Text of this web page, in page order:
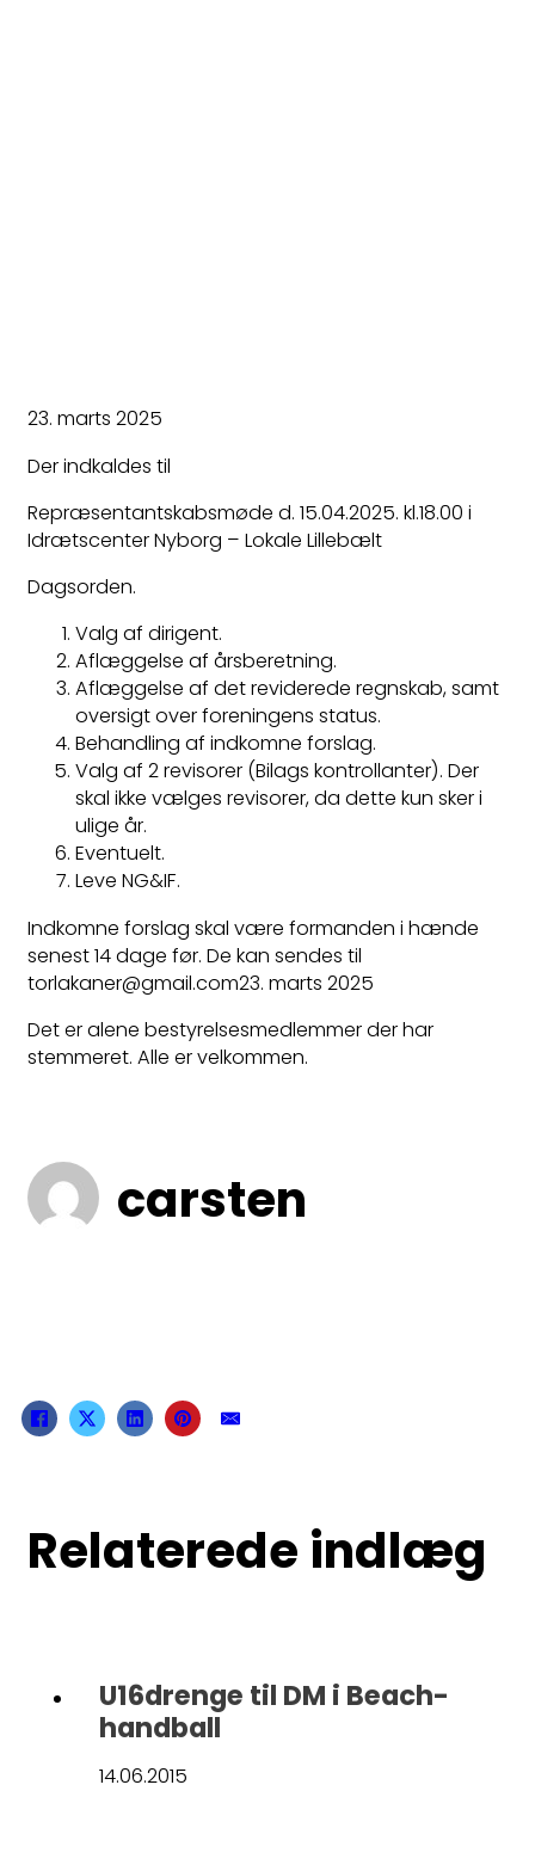
23. marts 2025
Der indkaldes til
Repræsentantskabsmøde d. 15.04.2025. kl.18.00 i
Idrætscenter Nyborg – Lokale Lillebælt
Dagsorden.
Valg af dirigent.
Aflæggelse af årsberetning.
Aflæggelse af det reviderede regnskab, samt
oversigt over foreningens status.
Behandling af indkomne forslag.
Valg af 2 revisorer (Bilags kontrollanter). Der
skal ikke vælges revisorer, da dette kun sker i
ulige år.
Eventuelt.
Leve NG&IF.
Indkomne forslag skal være formanden i hænde
senest 14 dage før. De kan sendes til
torlakaner@gmail.com23. marts 2025
Det er alene bestyrelsesmedlemmer der har
stemmeret. Alle er velkommen.
carsten
Relaterede indlæg
U16drenge til DM i Beach-
handball
14.06.2015